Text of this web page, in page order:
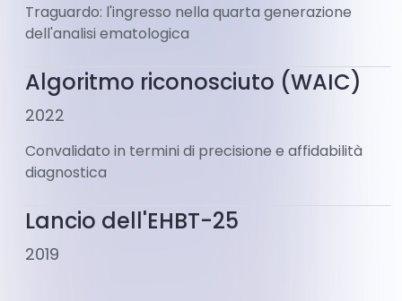
Traguardo: l'ingresso nella quarta generazione
dell'analisi ematologica
Algoritmo riconosciuto (WAIC)
2022
Convalidato in termini di precisione e affidabilità
diagnostica
Lancio dell'EHBT-25
2019